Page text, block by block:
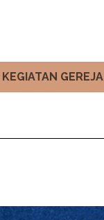
KEGIATAN GEREJA